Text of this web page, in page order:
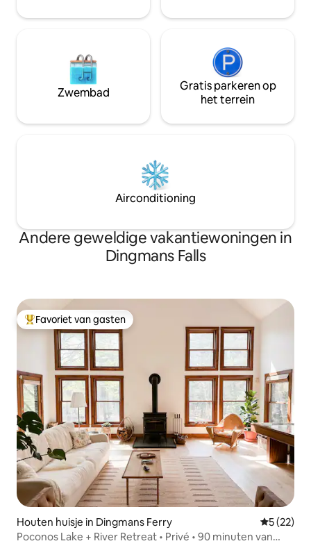
dat je uit een sprookjesboek bent
Zwembad
Gratis parkeren op
het terrein
Airconditioning
Andere geweldige vakantiewoningen in
Dingmans Falls
Topfavoriet van gasten
Favoriet van gasten
Houten huisje in Dingmans Ferry
5 (22)
Poconos Lake + River Retreat • Privé • 90 minuten van